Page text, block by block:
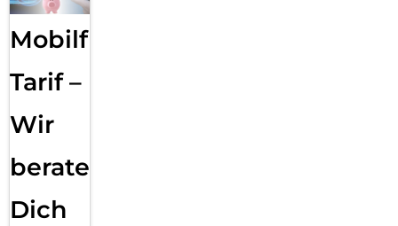
Mobilfunk
Tarif –
Wir
beraten
Dich